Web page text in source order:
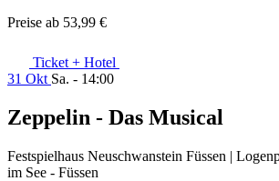
Preise ab 53,99 €
Ticket + Hotel
31 Okt Sa. - 14:00
Zeppelin - Das Musical
Festspielhaus Neuschwanstein Füssen |
im See - Füssen